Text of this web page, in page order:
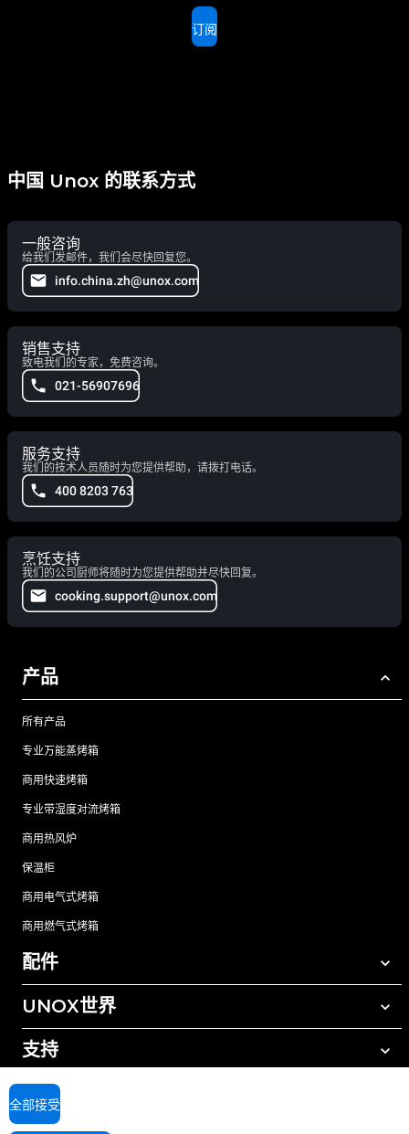
订阅
中国 Unox 的联系方式
一般咨询
给我们发邮件，我们会尽快回复您。
info.china.zh@unox.com
销售支持
致电我们的专家，免费咨询。
021-56907696
服务支持
我们的技术人员随时为您提供帮助，请拨打电话。
400 8203 763
烹饪支持
我们的公司厨师将随时为您提供帮助并尽快回复。
cooking.support@unox.com
产品
所有产品
专业万能蒸烤箱
商用快速烤箱
专业带湿度对流烤箱
商用热风炉
保温柜
商用电气式烤箱
商用燃气式烤箱
配件
所有配件
手动清洗清洁剂
树脂过滤水处理
反渗透水处理
UNOX世界
我们在全球的办事处
支持
UNOX质保
查找经销商
全部接受